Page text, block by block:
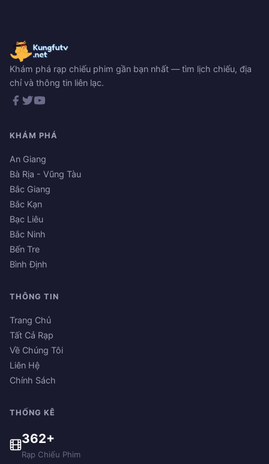
Khám phá rạp chiếu phim gần bạn nhất — tìm lịch chiếu, địa
chỉ và thông tin liên lạc.
KHÁM PHÁ
An Giang
Bà Rịa - Vũng Tàu
Bắc Giang
Bắc Kạn
Bạc Liêu
Bắc Ninh
Bến Tre
Bình Định
THÔNG TIN
Trang Chủ
Tất Cả Rạp
Về Chúng Tôi
Liên Hệ
Chính Sách
THỐNG KÊ
362+
Rạp Chiếu Phim